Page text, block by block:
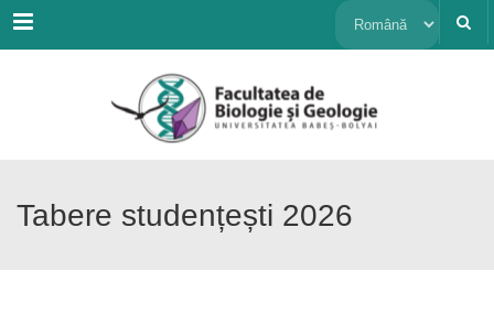
Menu Alege
limbă
Tabere studențești 2026